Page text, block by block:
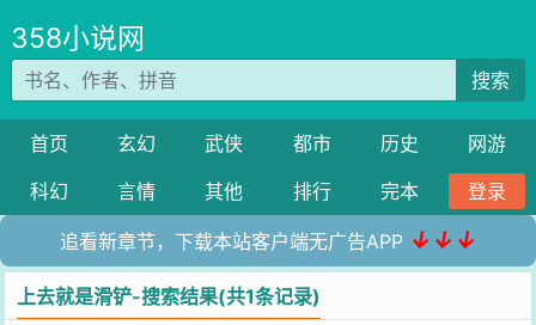
358小说网
搜索
首页 玄幻 武侠 都市 历史
网游
科幻
言情 其他 排行 完本 登录
追看新章节，下载本站客户端无广告APP ↓↓↓
上去就是滑铲-搜索结果(共1条记录)